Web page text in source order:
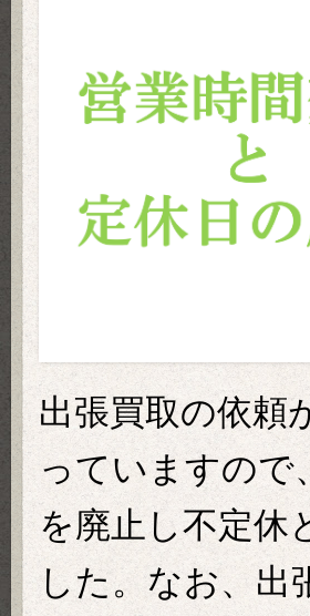
出張買取の依頼
っていますので
を廃止し不定休
した。なお、出